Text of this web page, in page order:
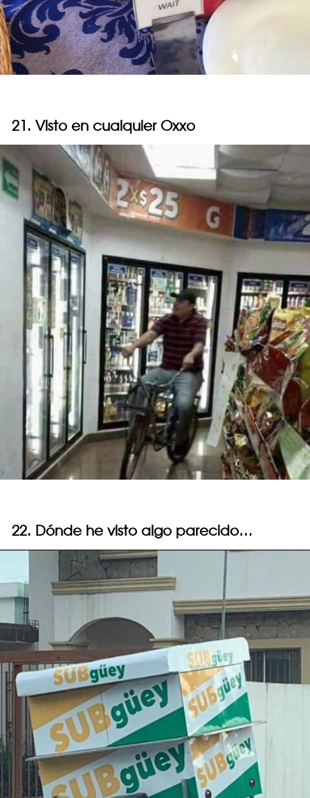
21. Visto en cualquier Oxxo
22. Dónde he visto algo parecido…